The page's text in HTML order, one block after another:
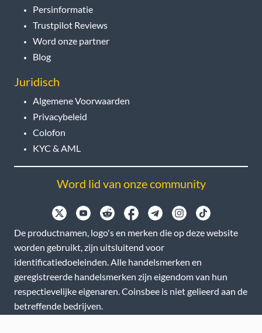
Persinformatie
Trustpilot Reviews
Word onze partner
Blog
Juridisch
Algemene Voorwaarden
Privacybeleid
Colofon
KYC & AML
Word lid van onze community
De productnamen, logo's en merken die op deze website
worden gebruikt, zijn uitsluitend voor
identificatiedoeleinden. Alle handelsmerken en
geregistreerde handelsmerken zijn eigendom van hun
respectievelijke eigenaren. Coinsbee is niet gelieerd aan de
betreffende bedrijven.